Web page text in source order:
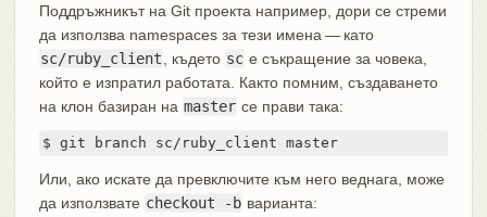
Поддръжникът на Git проекта например, дори се стреми
да използва namespaces за тези имена — като
sc/ruby_client
, където sc е съкращение за човека,
който е изпратил работата. Както помним, създаването
на клон базиран на master се прави така:
$ git branch sc/ruby_client master
Или, ако искате да превключите към него веднага, може
да използвате checkout -b варианта: